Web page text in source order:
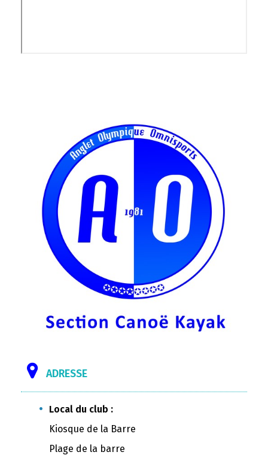
ADRESSE
Local du club :
Kiosque de la Barre
Plage de la barre